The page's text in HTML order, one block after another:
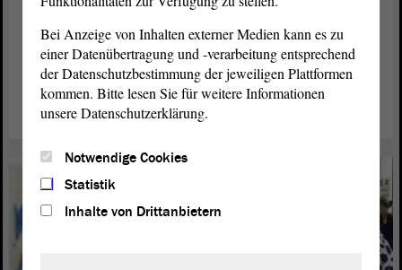
О выборе и задачах депутатов.
Читать далее
Bei Anzeige von Inhalten externer Medien kann es zu
einer Datenübertragung und -verarbeitung entsprechend
der Datenschutzbestimmung der jeweiligen Plattformen
kommen. Bitte lesen Sie für weitere Informationen
unsere Datenschutzerklärung.
Notwendige Cookies
Statistik
Inhalte von Drittanbietern